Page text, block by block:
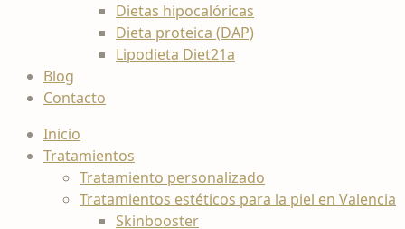
Dietas hipocalóricas
Dieta proteica (DAP)
Lipodieta Diet21a
Blog
Contacto
Inicio
Tratamientos
Tratamiento personalizado
Tratamientos estéticos para la piel en Valencia
Skinbooster